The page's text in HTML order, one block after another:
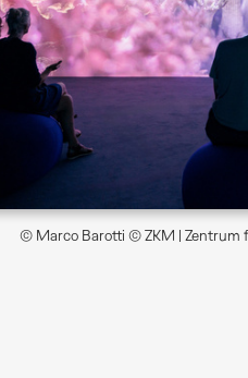
© Marco Barotti © ZKM | Zentrum